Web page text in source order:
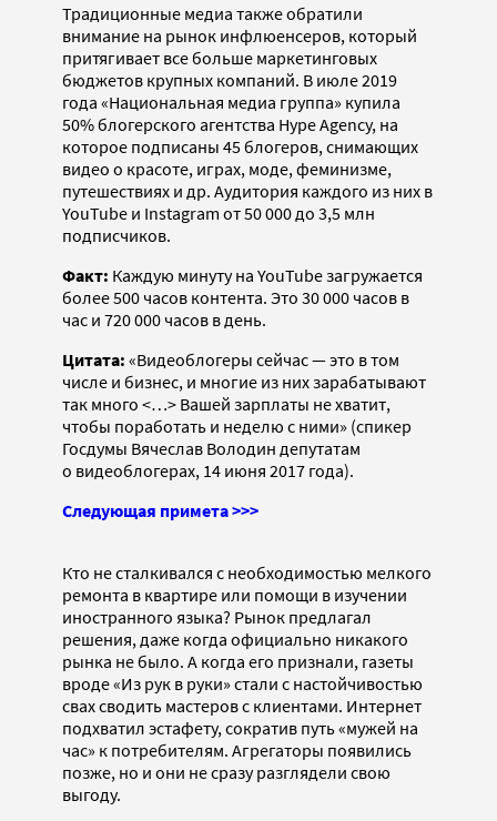
Традиционные медиа также обратили
внимание на рынок инфлюенсеров, который
притягивает все больше маркетинговых
бюджетов крупных компаний. В июле 2019
года «Национальная медиа группа» купила
50% блогерского агентства Hype Agency, на
которое подписаны 45 блогеров, снимающих
видео о красоте, играх, моде, феминизме,
путешествиях и др. Аудитория каждого из них в
YouTube и Instagram от 50 000 до 3,5 млн
подписчиков.
Факт: Каждую минуту на YouTube загружается
более 500 часов контента. Это 30 000 часов в
час и 720 000 часов в день.
Цитата: «Видеоблогеры сейчас — это в том
числе и бизнес, и многие из них зарабатывают
так много <…> Вашей зарплаты не хватит,
чтобы поработать и неделю с ними» (спикер
Госдумы Вячеслав Володин депутатам
о видеоблогерах, 14 июня 2017 года).
Следующая примета >>>
Кто не сталкивался с необходимостью мелкого
ремонта в квартире или помощи в изучении
иностранного языка? Рынок предлагал
решения, даже когда официально никакого
рынка не было. А когда его признали, газеты
вроде «Из рук в руки» стали с настойчивостью
свах сводить мастеров с клиентами. Интернет
подхватил эстафету, сократив путь «мужей на
час» к потребителям. Агрегаторы появились
позже, но и они не сразу разглядели свою
выгоду.